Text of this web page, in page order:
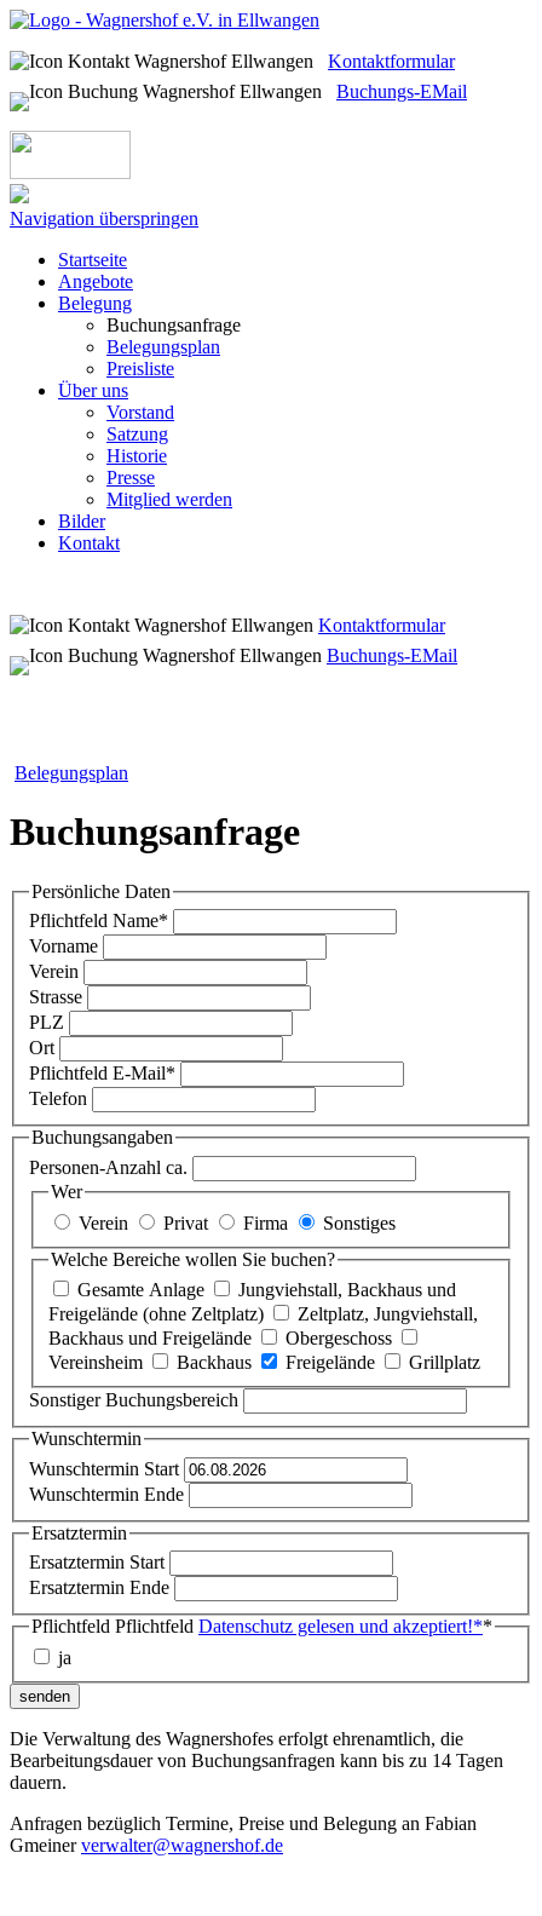
Kontaktformular
Buchungs-EMail
Navigation überspringen
Startseite
Angebote
Belegung
Buchungsanfrage
Belegungsplan
Preisliste
Über uns
Vorstand
Satzung
Historie
Presse
Mitglied werden
Bilder
Kontakt
Kontaktformular
Buchungs-EMail
Belegungsplan
Buchungsanfrage
Persönliche Daten
Pflichtfeld Name*
Vorname
Verein
Strasse
PLZ
Ort
Pflichtfeld E-Mail*
Telefon
Buchungsangaben
Personen-Anzahl ca.
Wer
Verein
Privat Firma
Sonstiges
Welche Bereiche wollen Sie buchen?
Gesamte Anlage
Jungviehstall, Backhaus und
Freigelände (ohne Zeltplatz)
Zeltplatz, Jungviehstall,
Backhaus und Freigelände
Obergeschoss
Vereinsheim
Backhaus Freigelände
Grillplatz
Sonstiger Buchungsbereich
Wunschtermin
Wunschtermin Start
Wunschtermin Ende
Ersatztermin
Ersatztermin Start
Ersatztermin Ende
Pflichtfeld Pflichtfeld Datenschutz gelesen und akzeptiert!**
ja
senden
Die Verwaltung des Wagnershofes erfolgt ehrenamtlich, die
Bearbeitungsdauer von Buchungsanfragen kann bis zu 14 Tagen
dauern.
Anfragen bezüglich Termine, Preise und Belegung an Fabian
Gmeinerverwalter@wagnershof.de